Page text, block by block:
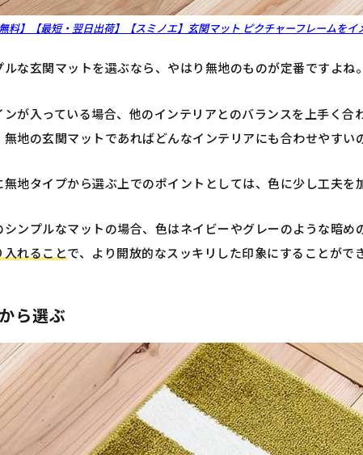
料】【最短・翌日出荷】【スミノエ】玄関マット ピクチャーフレームを
ルな玄関マットを選ぶなら、やはり無地のものが定番ですよね。
ンが入っている場合、他のインテリアとのバランスを上手く合
無地の玄関マットであればどんなインテリアにも合わせやすい
無地タイプから選ぶ上でのポイントとしては、色に少し工夫を
シンプルなマットの場合、色はネイビーやグレーのような暗め
入れることで、より開放的なスッキリした印象にすることがで
ら選ぶ